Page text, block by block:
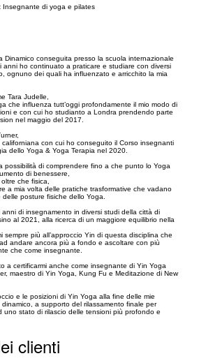
Insegnante di yoga e pilates
Dinamico conseguita presso la scuola internazionale
anni ho continuato a praticare e studiare con diversi
ognuno dei quali ha influenzato e arricchito la mia
Tara Judelle,
che influenza tutt’oggi profondamente il mio modo di
e con cui ho studianto a Londra prendendo parte
nel maggio del 2017.
con cui ho conseguito il Corso insegnanti
dello Yoga & Yoga Terapia nel 2020.
possibilità di comprendere fino a che punto lo Yoga
di benessere,
che fisica,
a mia volta delle pratiche trasformative che vadano
posture fisiche dello Yoga.
di insegnamento in diversi studi della città di
al 2021, alla ricerca di un maggiore equilibrio nella
sempre più all’approccio Yin di questa disciplina che
andare ancora più a fondo e ascoltare con più
che come insegnante.
a certificarmi anche come insegnante di Yin Yoga
maestro di Yin Yoga, Kung Fu e Meditazione di New
e le posizioni di Yin Yoga alla fine delle mie
a supporto del rilassamento finale per
uno stato di rilascio delle tensioni più profondo e
clienti